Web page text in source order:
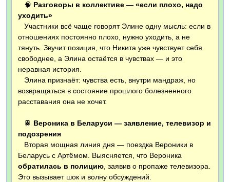
🧠 Разговоры в коллективе — «если плохо, надо
уходить»
Участники всё чаще говорят Элине одну мысль: если в
отношениях постоянно плохо, нужно уходить, а не
тянуть. Звучит позиция, что Никита уже чувствует себя
свободнее, а Элина остаётся в чувствах — и это
неравная история.
Элина признаёт: чувства есть, внутри мандраж, но
возвращаться в состояние прошлого болезненного
расставания она не хочет.
🚆 Вероника в Беларуси — заявление, телевизор и
подозрения
Вторая мощная линия дня — поездка Вероники в
Беларусь с Артёмом. Выясняется, что Вероника
обратилась в полицию, заявив о пропаже телевизора.
Это вызывает шок и волну обсуждений.